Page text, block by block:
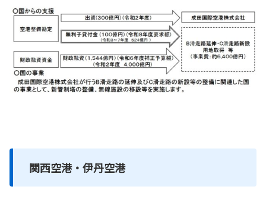
関西空港・伊丹空港